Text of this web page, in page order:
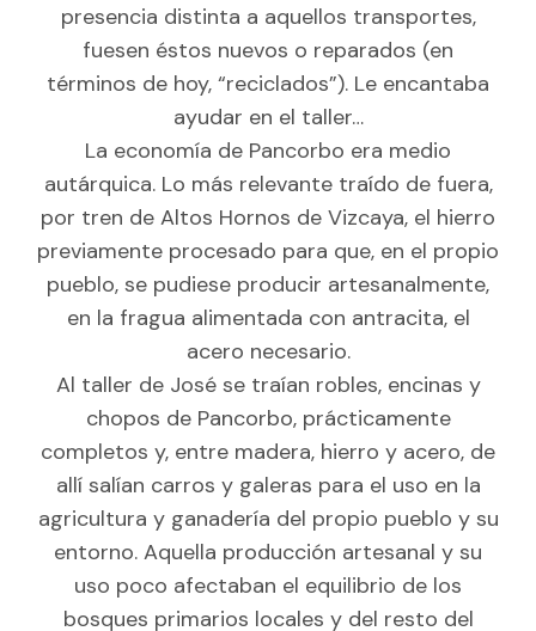
presencia distinta a aquellos transportes,
fuesen éstos nuevos o reparados (en
términos de hoy, “reciclados”). Le encantaba
ayudar en el taller…
La economía de Pancorbo era medio
autárquica. Lo más relevante traído de fuera,
por tren de Altos Hornos de Vizcaya, el hierro
previamente procesado para que, en el propio
pueblo, se pudiese producir artesanalmente,
en la fragua alimentada con antracita, el
acero necesario.
Al taller de José se traían robles, encinas y
chopos de Pancorbo, prácticamente
completos y, entre madera, hierro y acero, de
allí salían carros y galeras para el uso en la
agricultura y ganadería del propio pueblo y su
entorno. Aquella producción artesanal y su
uso poco afectaban el equilibrio de los
bosques primarios locales y del resto del